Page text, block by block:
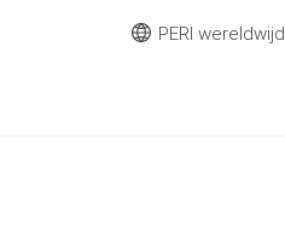
PERI wereldwijd